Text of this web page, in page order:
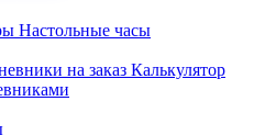
Настольные часы
на заказ Калькулятор